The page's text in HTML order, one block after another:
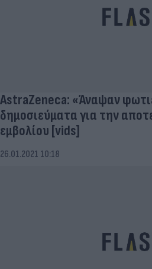
AstraZeneca: «Άναψαν
δημοσιεύματα για την
εμβολίου [vids]
26.01.2021 10:18